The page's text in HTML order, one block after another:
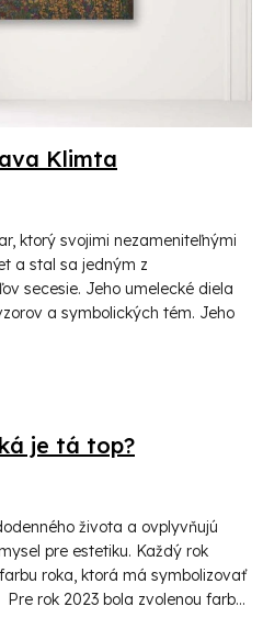
Klimta
ktorý svojimi nezameniteľnými
a stal sa jedným z
secesie. Jeho umelecké diela
a symbolických tém. Jeho
je tá top?
života a ovplyvňujú
pre estetiku. Každý rok
roka, ktorá má symbolizovať
rok 2023 bola zvolenou farb...